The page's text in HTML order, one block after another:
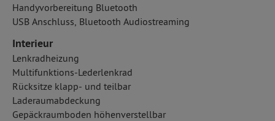
Handyvorbereitung Bluetooth
USB Anschluss, Bluetooth Audiostreaming
Interieur
Lenkradheizung
Multifunktions-Lederlenkrad
Rücksitze klapp- und teilbar
Laderaumabdeckung
Gepäckraumboden höhenverstellbar